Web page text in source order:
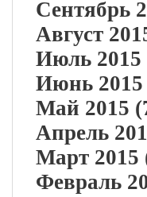
Сентябрь
Август
Июль 2015
Июнь 2015
Май 2015
Апрель
Март 2015
Февраль